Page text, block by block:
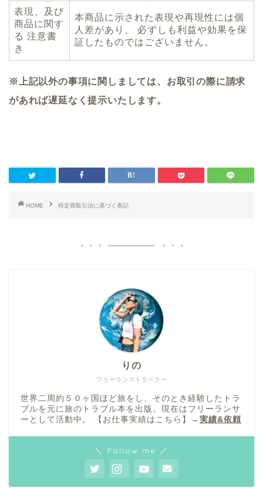
表現、及び
商品に関す
る 注意書
き
本商品に示された表現や再現性には個
人差があり、 必ずしも利益や効果を保
証したものではございません。
※上記以外の事項に関しましては、お取引の際に請求
があれば遅延なく提示いたします。
HOME 特定商取引法に基づく表記
フリーランストラベラー
りの
世界二周約５０ヶ国ほど旅をし、そのとき経験したトラ
ブルを元に旅のトラブル本を出版。現在はフリーランサ
ーとして活動中。 【お仕事実績はこちら】→ 実績&依頼
＼ Follow me ／